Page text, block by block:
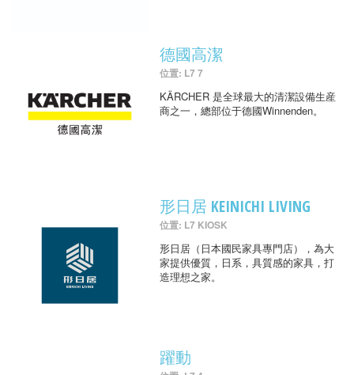
德國高潔
位置: L7 7
KÄRCHER 是全球最大的清潔設備生産
商之一，總部位于德國Winnenden。
形日居 KEINICHI LIVING
位置: L7 KIOSK
形日居（日本國民家具專門店），為大
家提供優質，日系，具質感的家具，打
造理想之家。
躍動